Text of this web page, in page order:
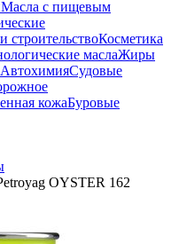
Масла с пищевым
строительствоКосметика
маслаЖиры
АвтохимияСудовые
кожаБуровые
OYSTER 162